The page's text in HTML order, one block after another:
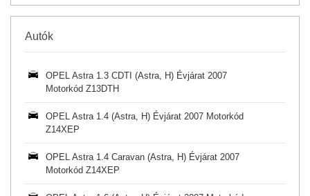
Autók
OPEL Astra 1.3 CDTI (Astra, H) Évjárat 2007
Motorkód Z13DTH
OPEL Astra 1.4 (Astra, H) Évjárat 2007 Motorkód
Z14XEP
OPEL Astra 1.4 Caravan (Astra, H) Évjárat 2007
Motorkód Z14XEP